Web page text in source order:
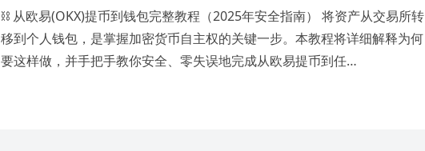
⛓️ 从欧易(OKX)提币到钱包完整教程（2025年安全指南） 将资产从交易所转
移到个人钱包，是掌握加密货币自主权的关键一步。本教程将详细解释为何
要这样做，并手把手教你安全、零失误地完成从欧易提币到任…